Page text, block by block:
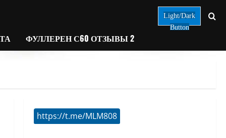
ФУЛЛЕРЕН С60 ОТЗЫВЫ 2
Light/Dark
Button
https://t.me/MLM808